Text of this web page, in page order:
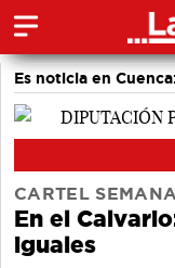
Es noticia en
CARTEL
En el
iguales